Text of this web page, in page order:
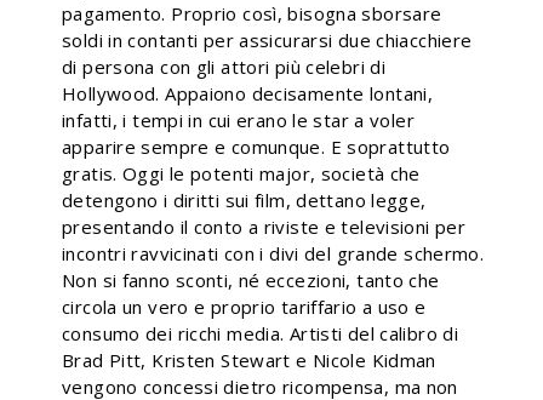
pagamento. Proprio così, bisogna sborsare
soldi in contanti per assicurarsi due chiacchiere
di persona con gli attori più celebri di
Hollywood. Appaiono decisamente lontani,
infatti, i tempi in cui erano le star a voler
apparire sempre e comunque. E soprattutto
gratis. Oggi le potenti major, società che
detengono i diritti sui film, dettano legge,
presentando il conto a riviste e televisioni per
incontri ravvicinati con i divi del grande schermo.
Non si fanno sconti, né eccezioni, tanto che
circola un vero e proprio tariffario a uso e
consumo dei ricchi media. Artisti del calibro di
Brad Pitt, Kristen Stewart e Nicole Kidman
vengono concessi dietro ricompensa, ma non